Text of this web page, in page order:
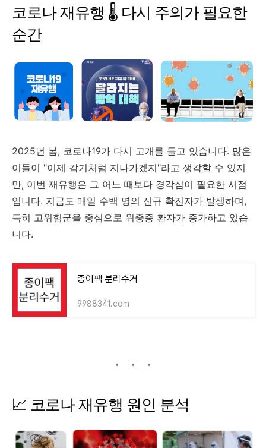
코로나 재유행 🌡️ 다시 주의가 필요한
순간
2025년 봄, 코로나19가 다시 고개를 들고 있습니다. 많은
이들이 "이제 감기처럼 지나가겠지"라고 생각할 수 있지
만, 이번 재유행은 그 어느 때보다 경각심이 필요한 시점
입니다. 지금도 매일 수백 명의 신규 확진자가 발생하며,
특히 고위험군을 중심으로 위중증 환자가 증가하고 있습
니다.
종이팩 분리수거
9988341.com
📈 코로나 재유행 원인 분석